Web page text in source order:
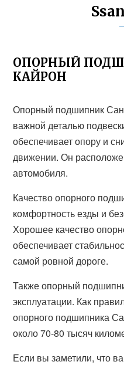
ОПОРНЫЙ
КАЙРОН
Опорный подшипник
важной деталью
обеспечивает опору и
движении. Он
автомобиля.
Качество опорного
комфортность езды и
Хорошее качество
обеспечивает
самой ровной дороге.
Также опорный
эксплуатации. Как
опорного подшипника
около 70-80 тысяч
Если вы заметили, что